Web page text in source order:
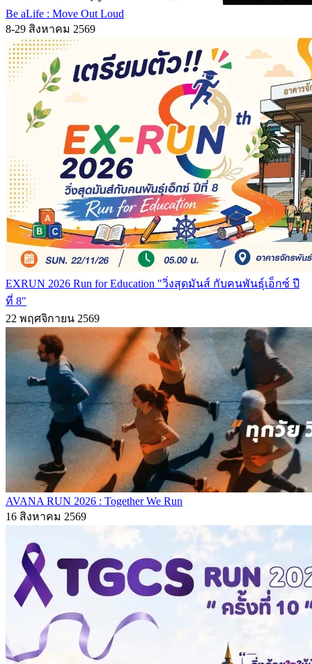
Be aLife : Move Out Loud
8-29 สิงหาคม 2569
EXRUN 2026 Run for Education "วิ่งสุดมันส์ กับคนพันธุ์เอ็กซ์ ปี
ที่ 8"
22 พฤศจิกายน 2569
AVANA RUN 2026 : Together We Run
16 สิงหาคม 2569